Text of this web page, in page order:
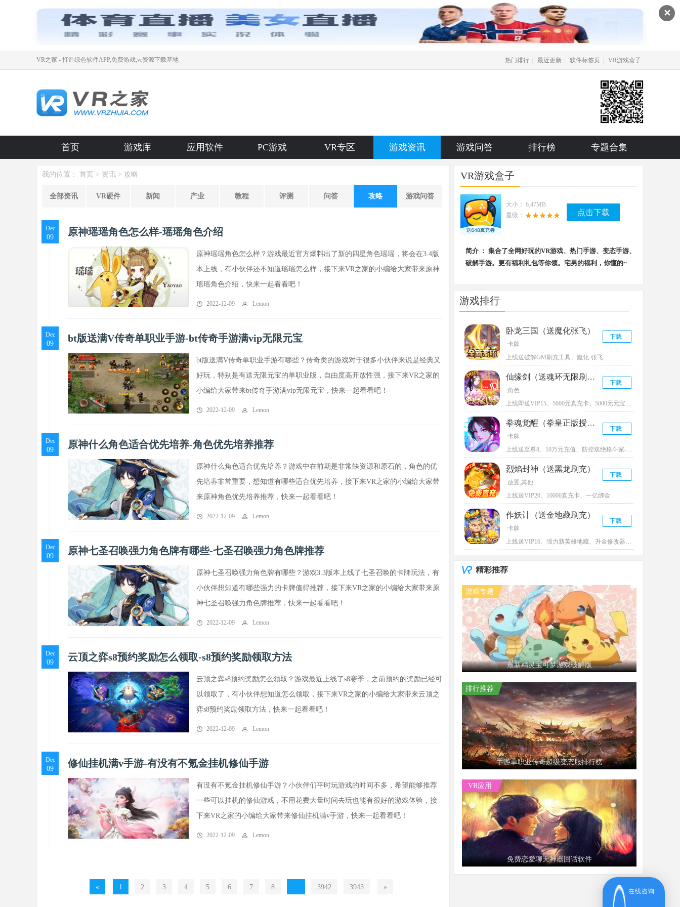
✕
VR之家 - 打造绿色软件APP,免费游戏,vr资源下载基地 热门排行 最近更新 软件标签页 VR游戏盒子
首页 游戏库 应用软件 PC游戏 VR专区 游戏资讯 游戏问答 排行榜 专题合集
我的位置： 首页 > 资讯 > 攻略
全部资讯 VR硬件 新闻 产业 教程 评测 问答 攻略 游戏问答
原神瑶瑶角色怎么样-瑶瑶角色介绍
Dec
09
原神瑶瑶角色怎么样？游戏最近官方爆料出了新的四星角色瑶瑶，将会在3.4版
本上线，有小伙伴还不知道瑶瑶怎么样，接下来VR之家的小编给大家带来原神
瑶瑶角色介绍，快来一起看看吧！
2022-12-09 Lemon
bt版送满V传奇单职业手游-bt传奇手游满vip无限元宝
Dec
09
bt版送满V传奇单职业手游有哪些？传奇类的游戏对于很多小伙伴来说是经典又
好玩，特别是有送无限元宝的单职业版，自由度高开放性强，接下来VR之家的
小编给大家带来bt传奇手游满vip无限元宝，快来一起看看吧！
2022-12-09 Lemon
原神什么角色适合优先培养-角色优先培养推荐
Dec
09
原神什么角色适合优先培养？游戏中在前期是非常缺资源和原石的，角色的优
先培养非常重要，想知道有哪些适合优先培养，接下来VR之家的小编给大家带
来原神角色优先培养推荐，快来一起看看吧！
2022-12-09 Lemon
原神七圣召唤强力角色牌有哪些-七圣召唤强力角色牌推荐
Dec
09
原神七圣召唤强力角色牌有哪些？游戏3.3版本上线了七圣召唤的卡牌玩法，有
小伙伴想知道有哪些强力的卡牌值得推荐，接下来VR之家的小编给大家带来原
神七圣召唤强力角色牌推荐，快来一起看看吧！
2022-12-09 Lemon
云顶之弈s8预约奖励怎么领取-s8预约奖励领取方法
Dec
09
云顶之弈s8预约奖励怎么领取？游戏最近上线了s8赛季，之前预约的奖励已经可
以领取了，有小伙伴想知道怎么领取，接下来VR之家的小编给大家带来云顶之
弈s8预约奖励领取方法，快来一起看看吧！
2022-12-09 Lemon
修仙挂机满v手游-有没有不氪金挂机修仙手游
Dec
09
有没有不氪金挂机修仙手游？小伙伴们平时玩游戏的时间不多，希望能够推荐
一些可以挂机的修仙游戏，不用花费大量时间去玩也能有很好的游戏体验，接
下来VR之家的小编给大家带来修仙挂机满v手游，快来一起看看吧！
2022-12-09 Lemon
« 1 2 3 4 5 6 7 8 ... 3942 3943 »
VR游戏盒子
大小： 6.47MB
星级：
点击下载
简介 ： 集合了全网好玩的VR游戏、热门手游、变态手游、
破解手游。更有福利礼包等你领。宅男的福利，你懂的~
游戏排行
卧龙三国（送魔化张飞）
卡牌
上线送破解GM刷充工具、魔化·张飞
下载
仙缘剑（送魂环无限刷充）
角色
上线即送VIP15、5000元真充卡、5000元元宝卡、绝版称号
下载
拳魂觉醒（拳皇正版授权）
卡牌
上线送至尊8、10万元充值、防控双绝格斗家--玛丽
下载
烈焰封神（送黑龙刷充）
放置,其他
上线送VIP20、10000真充卡、一亿绑金
下载
作妖计（送金地藏刷充）
卡牌
上线送VIP16、强力新英雄地藏、升金修改器、GM工具
下载
精彩推荐
最新精灵宝可梦游戏破解版
游戏专题
手游单职业传奇超级变态服排行榜
排行推荐
免费恋爱聊天神器回话软件
VR应用
在线咨询